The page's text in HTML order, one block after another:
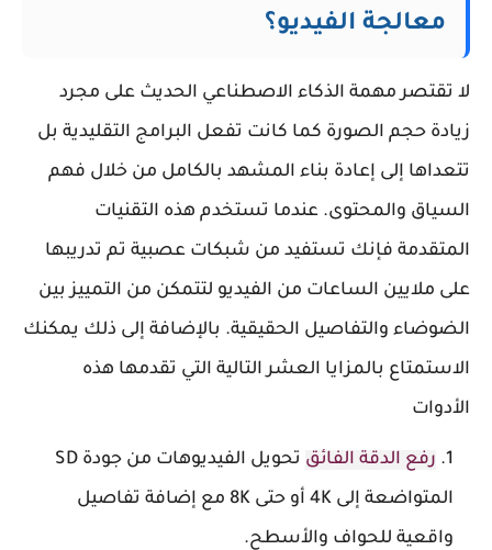
معالجة الفيديو؟
لا تقتصر مهمة الذكاء الاصطناعي الحديث على مجرد
زيادة حجم الصورة كما كانت تفعل البرامج التقليدية بل
تتعداها إلى إعادة بناء المشهد بالكامل من خلال فهم
السياق والمحتوى. عندما تستخدم هذه التقنيات
المتقدمة فإنك تستفيد من شبكات عصبية تم تدريبها
على ملايين الساعات من الفيديو لتتمكن من التمييز بين
الضوضاء والتفاصيل الحقيقية. بالإضافة إلى ذلك يمكنك
الاستمتاع بالمزايا العشر التالية التي تقدمها هذه
الأدوات
رفع الدقة الفائق
تحويل الفيديوهات من جودة SD
المتواضعة إلى 4K أو حتى 8K مع إضافة تفاصيل
واقعية للحواف والأسطح.